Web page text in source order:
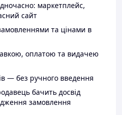
маркетплейс,
сайт
та цінами в
оплатою та видачею
— без ручного введення
бачить досвід
замовлення